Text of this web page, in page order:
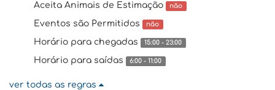
Aceita Animais de Estimação não
Eventos são Permitidos não
Horário para chegadas 15:00 - 23:00
Horário para saídas 6:00 - 11:00
ver todas as regras